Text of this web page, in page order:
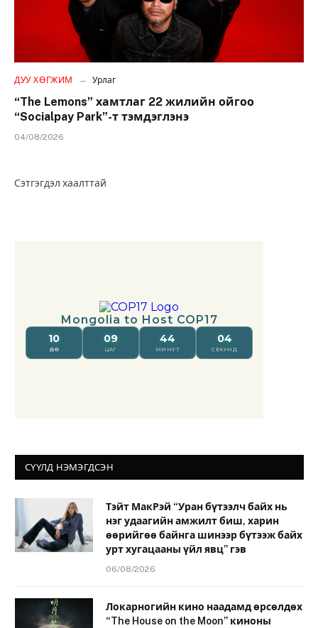
ДУУ ХӨГЖИМ Урлаг
“The Lemons” хамтлаг 22 жилийн ойгоо
“Socialpay Park”-т тэмдэглэнэ
04/08/2026
Сэтгэгдэл хаалттай
СҮҮЛД НЭМЭГДСЭН
Тэйт МакРэй “Уран бүтээлч байх нь
нэг удаагийн амжилт биш, харин
өөрийгөө байнга шинээр бүтээж байх
урт хугацааны үйл явц” гэв
06/08/2026
Локарногийн кино наадамд өрсөлдөх
“The House on the Moon” киноны